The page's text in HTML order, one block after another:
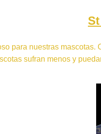
para nuestras
sufran menos y